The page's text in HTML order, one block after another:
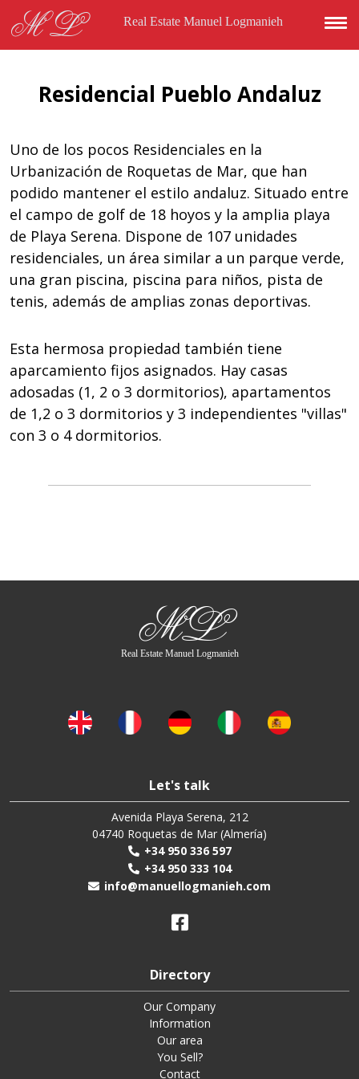
ML Real Estate Manuel Logmanieh
Residencial Pueblo Andaluz
Uno de los pocos Residenciales en la
Urbanización de Roquetas de Mar, que han
podido mantener el estilo andaluz. Situado entre
el campo de golf de 18 hoyos y la amplia playa
de Playa Serena. Dispone de 107 unidades
residenciales, un área similar a un parque verde,
una gran piscina, piscina para niños, pista de
tenis, además de amplias zonas deportivas.
Esta hermosa propiedad también tiene
aparcamiento fijos asignados. Hay casas
adosadas (1, 2 o 3 dormitorios), apartamentos
de 1,2 o 3 dormitorios y 3 independientes "villas"
con 3 o 4 dormitorios.
ML
Real Estate Manuel Logmanieh
Let's talk
Avenida Playa Serena, 212
04740 Roquetas de Mar (Almería)
+34 950 336 597
+34 950 333 104
info@manuellogmanieh.com
Directory
Our Company
Information
Our area
You Sell?
Contact